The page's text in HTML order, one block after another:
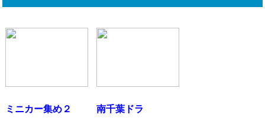
ミニカー集め２ 南千葉ドラ